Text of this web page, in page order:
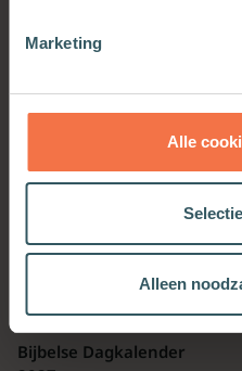
Marketing
Alle
Alleen
OOK INTERESSANT
Bijbelse Dagkalender